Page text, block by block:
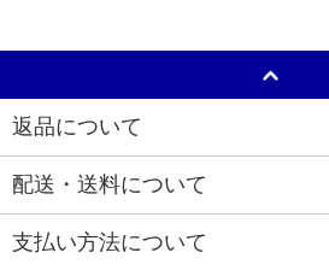
返品について
配送・送料について
支払い方法について